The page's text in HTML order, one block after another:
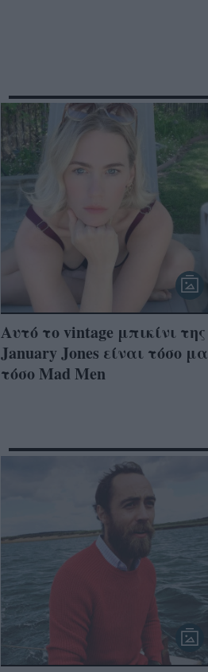
Αυτό το vintage μπικίνι της
January Jones είναι τόσο μα
τόσο Mad Men